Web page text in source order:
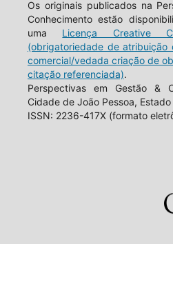
Os originais publicados na
Conhecimento estão
uma Licença Creative
(obrigatoriedade de
comercial/vedada criação de
citação referenciada).
Perspectivas em Gestão &
Cidade de João Pessoa,
ISSN: 2236-417X (formato